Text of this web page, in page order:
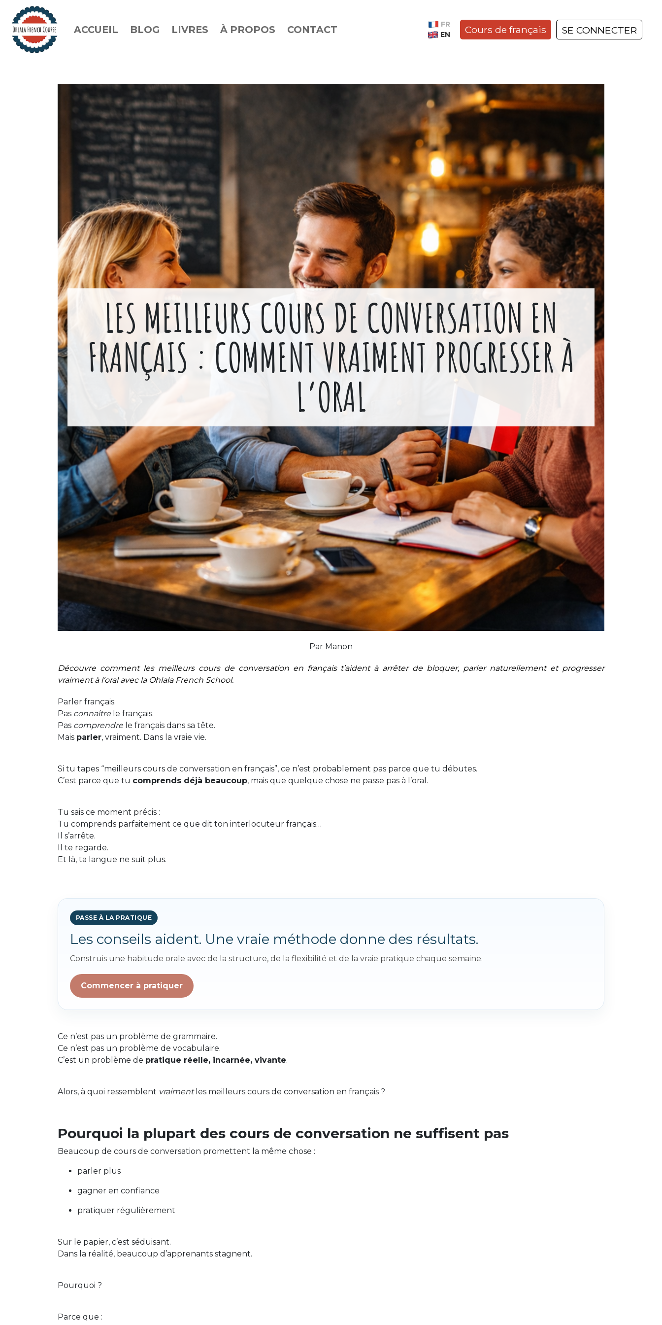
ACCUEIL BLOG LIVRES À PROPOS CONTACT
FR
EN
Cours de français SE CONNECTER
LES MEILLEURS COURS DE CONVERSATION EN
FRANÇAIS : COMMENT VRAIMENT PROGRESSER À
L’ORAL
Par Manon
Découvre comment les meilleurs cours de conversation en français t’aident à arrêter de bloquer, parler naturellement et progresser
vraiment à l’oral avec la Ohlala French School.
Parler français.
Pas connaîtrele français.
Pas comprendrele français dans sa tête.
Mais parler, vraiment. Dans la vraie vie.
Si tu tapes “meilleurs cours de conversation en français”, ce n’est probablement pas parce que tu débutes.
C’est parce que tu comprends déjà beaucoup, mais que quelque chose ne passe pas à l’oral.
Tu sais ce moment précis :
Tu comprends parfaitement ce que dit ton interlocuteur français…
Il s’arrête.
Il te regarde.
Et là, ta langue ne suit plus.
PASSE À LA PRATIQUE
Les conseils aident. Une vraie méthode donne des résultats.
Construis une habitude orale avec de la structure, de la flexibilité et de la vraie pratique chaque semaine.
Commencer à pratiquer
Ce n’est pas un problème de grammaire.
Ce n’est pas un problème de vocabulaire.
C’est un problème de pratique réelle, incarnée, vivante.
Alors, à quoi ressemblent vraimentles meilleurs cours de conversation en français ?
Pourquoi la plupart des cours de conversation ne suffisent pas
Beaucoup de cours de conversation promettent la même chose :
parler plus
gagner en confiance
pratiquer régulièrement
Sur le papier, c’est séduisant.
Dans la réalité, beaucoup d’apprenants stagnent.
Pourquoi ?
Parce que :